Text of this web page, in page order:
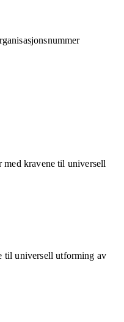
med kravene til universell
til universell utforming av